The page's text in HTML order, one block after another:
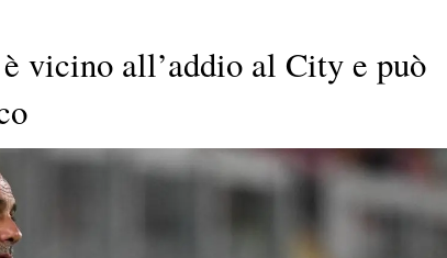
vicino all’addio al City e può